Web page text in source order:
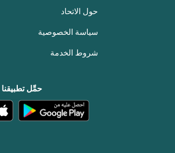
حول الاتحاد
سياسة الخصوصية
شروط الخدمة
حمِّل تطبيقنا